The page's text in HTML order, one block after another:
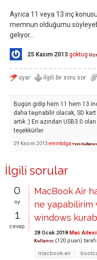
Ayrıca 11 veya 13 inç
memnun olduğumu
geliyor...
25 Kasım 2013 goktug
Bugün gidip hem 11 hem 13
daha taşınabilir olacak, SD
artık :) En azından USB3.0
teşekkürler.
29 Kasım 2013 emintolga Yeni Kullanıcı
İlgili sorular
0
oy
1
cevap
MacBook Air
ne yapabilirim
windows
28 Ocak 2018 Mac Ailesi
Kullanıcı (120 puan)
macbook-air